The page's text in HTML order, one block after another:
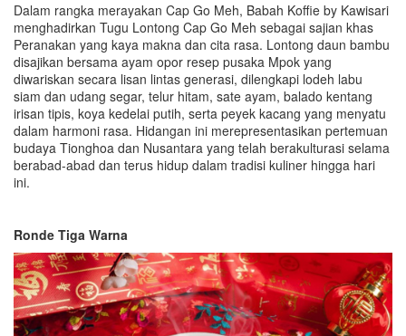
Dalam rangka merayakan Cap Go Meh, Babah Koffie by Kawisari
menghadirkan Tugu Lontong Cap Go Meh sebagai sajian khas
Peranakan yang kaya makna dan cita rasa. Lontong daun bambu
disajikan bersama ayam opor resep pusaka Mpok yang
diwariskan secara lisan lintas generasi, dilengkapi lodeh labu
siam dan udang segar, telur hitam, sate ayam, balado kentang
irisan tipis, koya kedelai putih, serta peyek kacang yang menyatu
dalam harmoni rasa. Hidangan ini merepresentasikan pertemuan
budaya Tionghoa dan Nusantara yang telah berakulturasi selama
berabad-abad dan terus hidup dalam tradisi kuliner hingga hari
ini.
Ronde Tiga Warna